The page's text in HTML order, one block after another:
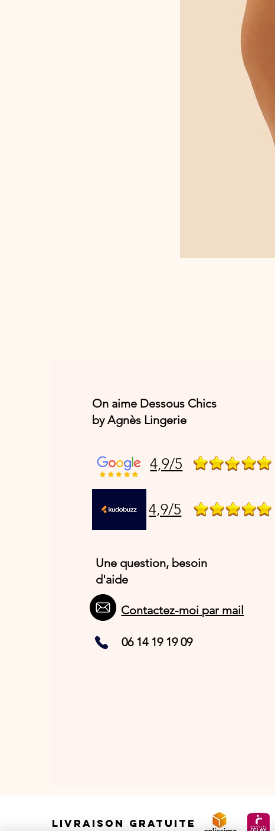
On aime Dessous Chics
by Agnès Lingerie
4,9/5
4,9/5
Une question, besoin
d'aide
Contactez-moi par mail
06 14 19 19 09
LIVRAISON GRATUITE